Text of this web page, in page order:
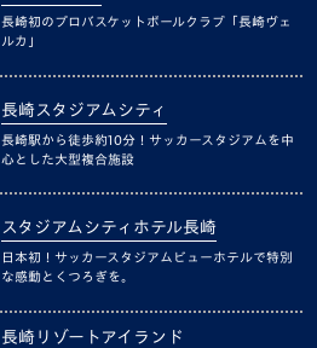
長崎初のプロバスケットボールクラブ「長崎ヴェ
ルカ」
長崎スタジアムシティ
長崎駅から徒歩約10分！サッカースタジアムを中
心とした大型複合施設
スタジアムシティホテル長崎
日本初！サッカースタジアムビューホテルで特別
な感動とくつろぎを。
長崎リゾートアイランド